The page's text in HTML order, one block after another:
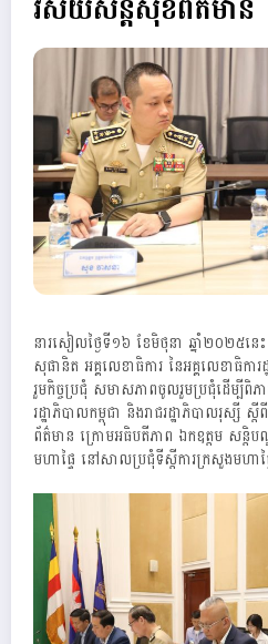
នារសៀលថ្ងៃទី១៦ ខែមិថុនា ឆ្នាំ២០២៥ន
សុផានិត អគ្គលេខាធិការ នៃអគ្គលេខាធិកា
រួមកិច្ចប្រជុំ សមាសភាពចូលរួមប្រជុំដើម្បីពិភា
រដ្ឋាភិបាលកម្ពុជា និងរាជរដ្ឋាភិបាលរុស្សី
ព័ត៌មាន ក្រោមអធិបតីភាព ឯកឧត្តម សន្តិ
មហាផ្ទៃ នៅសាលប្រជុំទីស្តីការក្រសួងមហា